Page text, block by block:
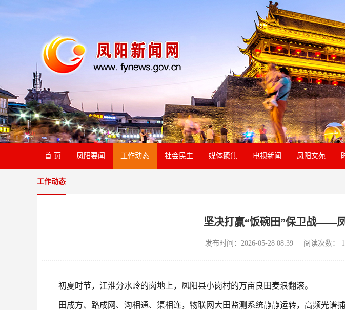
首 页 凤阳要闻 工作动态 社会民生 媒体聚焦 电视新闻 凤阳文苑
工作动态
坚决打赢“饭碗田”保卫战——
发布时间：2026-05-28 08:39 阅读次数：
初夏时节，江淮分水岭的岗地上，凤阳县小岗村的万亩良田麦浪翻滚。
田成方、路成网、沟相通、渠相连，物联网大田监测系统静静运转，高频光